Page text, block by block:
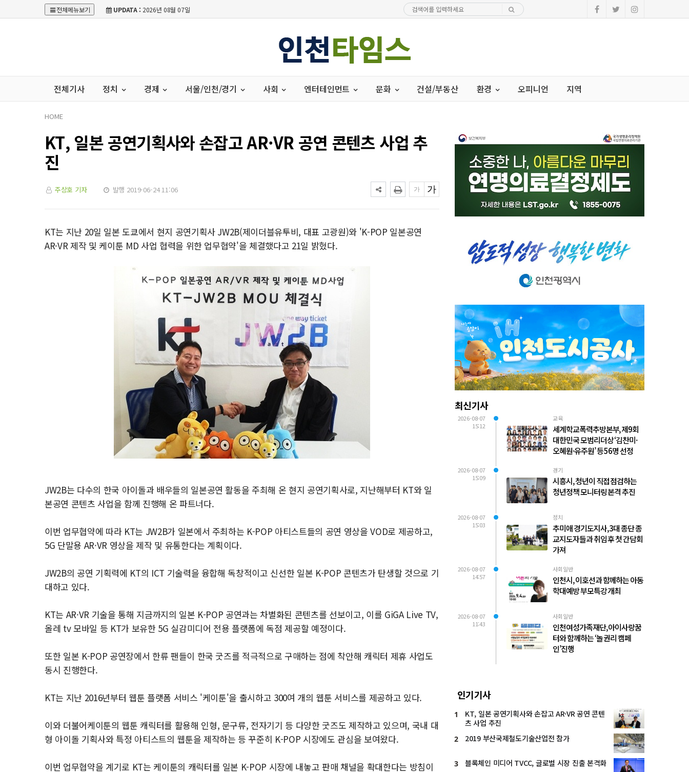
전체메뉴보기 UPDATA : 2026년 08월 07일
전체기사 정치 경제 서울/인천/경기 사회 엔터테인먼트 문화 건설/부동산 환경 오피니언 지역
HOME
KT, 일본 공연기획사와 손잡고 AR·VR 공연 콘텐츠 사업 추
진
주상호 기자 발행 2019-06-24 11:06
KT는 지난 20일 일본 도쿄에서 현지 공연기획사 JW2B(제이더블유투비, 대표 고광원)와 'K-POP 일본공연
AR·VR 제작 및 케이툰 MD 사업 협력을 위한 업무협약'을 체결했다고 21일 밝혔다.
JW2B는 다수의 한국 아이돌과 배우들의 일본공연 활동을 주최해 온 현지 공연기획사로, 지난해부터 KT와 일
본공연 콘텐츠 사업을 함께 진행해 온 파트너다.
이번 업무협약에 따라 KT는 JW2B가 일본에서 주최하는 K-POP 아티스트들의 공연 영상을 VOD로 제공하고,
5G 단말용 AR·VR 영상을 제작 및 유통한다는 계획이다.
JW2B의 공연 기획력에 KT의 ICT 기술력을 융합해 독창적이고 신선한 일본 K-POP 콘텐츠가 탄생할 것으로 기
대하고 있다.
KT는 AR·VR 기술을 통해 지금까지의 일본 K-POP 공연과는 차별화된 콘텐츠를 선보이고, 이를 GiGA Live TV,
올레 tv 모바일 등 KT가 보유한 5G 실감미디어 전용 플랫폼에 독점 제공할 예정이다.
또한 일본 K-POP 공연장에서 한류 팬들이 한국 굿즈를 적극적으로 구매하는 점에 착안해 캐릭터 제휴 사업도
동시 진행한다.
KT는 지난 2016년부터 웹툰 플랫폼 서비스 '케이툰'을 출시하고 300여 개의 웹툰 서비스를 제공하고 있다.
이와 더불어케이툰의 웹툰 캐릭터를 활용해 인형, 문구류, 전자기기 등 다양한 굿즈도 제작하고 있으며, 국내 대
형 아이돌 기획사와 특정 아티스트의 웹툰을 제작하는 등 꾸준히 K-POP 시장에도 관심을 보여왔다.
이번 업무협약을 계기로 KT는 케이툰의 캐릭터를 일본 K-POP 시장에 내놓고 판매 채널을 확대한다는 방침이
최신기사
2026-08-07
15:12
교육
세계학교폭력추방본부, 제9회
대한민국 모범리더상 ‘김찬미·
오혜원·유주원’ 등 56명 선정
2026-08-07
15:09
경기
시흥시, 청년이 직접 점검하는
청년정책 모니터링 본격 추진
2026-08-07
15:03
정치
추미애 경기도지사, 3대 종단 종
교지도자들과 취임 후 첫 간담회
가져
2026-08-07
14:57
사회일반
인천시, 이호선과 함께하는 아동
학대예방 부모특강 개최
2026-08-07
11:43
사회일반
인천여성가족재단, 아이사랑꿈
터와 함께하는 ‘놀 권리 캠페
인’진행
인기기사
1
KT, 일본 공연기획사와 손잡고 AR·VR 공연 콘텐
츠 사업 추진
2 2019 부산국제철도기술산업전 참가
3 블록체인 미디어 TVCC, 글로벌 시장 진출 본격화